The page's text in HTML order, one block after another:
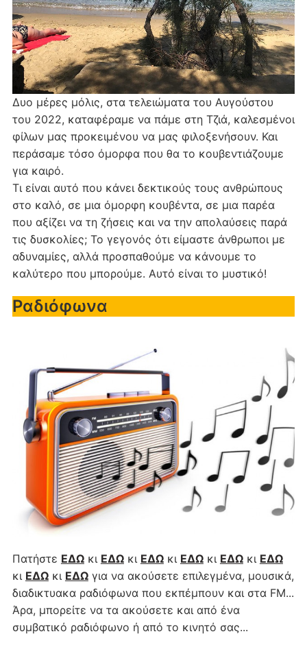
Δυο μέρες μόλις, στα τελειώματα του Αυγούστου
του 2022, καταφέραμε να πάμε στη Τζιά, καλεσμένοι
φίλων μας προκειμένου να μας φιλοξενήσουν. Και
περάσαμε τόσο όμορφα που θα το κουβεντιάζουμε
για καιρό.
Τι είναι αυτό που κάνει δεκτικούς τους ανθρώπους
στο καλό, σε μια όμορφη κουβέντα, σε μια παρέα
που αξίζει να τη ζήσεις και να την απολαύσεις παρά
τις δυσκολίες; Το γεγονός ότι είμαστε άνθρωποι με
αδυναμίες, αλλά προσπαθούμε να κάνουμε το
καλύτερο που μπορούμε. Αυτό είναι το μυστικό!
Ραδιόφωνα
Πατήστε ΕΔΩκι ΕΔΩκι ΕΔΩκι ΕΔΩκι ΕΔΩκι ΕΔΩ
κι ΕΔΩκι ΕΔΩγια να ακούσετε επιλεγμένα, μουσικά,
διαδικτυακα ραδιόφωνα που εκπέμπουν και στα FM...
Άρα, μπορείτε να τα ακούσετε και από ένα
συμβατικό ραδιόφωνο ή από το κινητό σας...